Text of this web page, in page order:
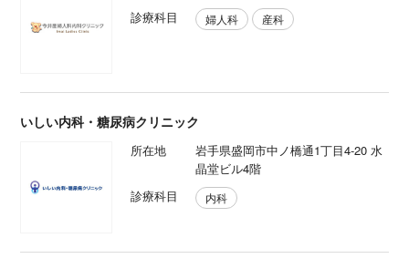
診療科目
婦人科 産科
いしい内科・糖尿病クリニック
所在地
岩手県盛岡市中ノ橋通1丁目4-20 水
晶堂ビル4階
診療科目
内科